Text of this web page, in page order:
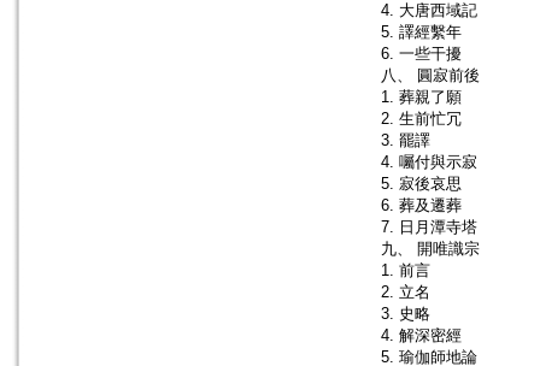
4. 大唐西域記
5. 譯經繫年
6. 一些干擾
八、 圓寂前後
1. 葬親了願
2. 生前忙冗
3. 罷譯
4. 囑付與示寂
5. 寂後哀思
6. 葬及遷葬
7. 日月潭寺塔
九、 開唯識宗
1. 前言
2. 立名
3. 史略
4. 解深密經
5. 瑜伽師地論